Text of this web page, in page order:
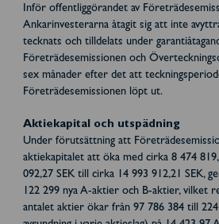
Inför offentliggörandet av
Ankarinvesterarna åtagit sig att inte
tecknats och tilldelats under
Företrädesemissionen och
sex månader efter det att
Företrädesemissionen löpt ut.
Aktiekapital och utspädning
Under förutsättning att
aktiekapitalet att öka med cirka 8 474
092,27 SEK till cirka 14 993 912,21 SEK,
122 299 nya A-aktier och B-aktier, vilket
antalet aktier ökar från 97 786 384 till